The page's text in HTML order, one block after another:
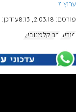
ערוץ 7
פורסם: 2.03.18, 8:13 עודכן:
פורים דב קלמנוביץ'